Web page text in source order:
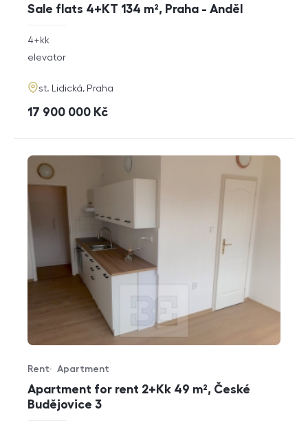
Sale flats 4+KT 134 m², Praha - Anděl
rozměry
disposition
4+kk
funkce
elevator
adresa
st. Lidická, Praha
cena
17 900 000 Kč
Apartment for rent 2+Kk 49 m², České
Budějovice 3
Offer type
Rent
Property type
Apartment